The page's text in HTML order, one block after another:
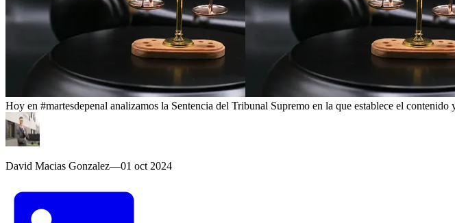
Hoy en #martesdepenal analizamos la Sentencia del Tribunal Supremo en la que establece el
David Macias Gonzalez—01 oct 2024